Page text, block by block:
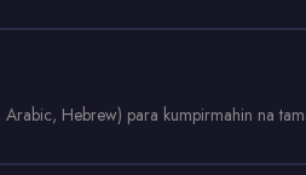
Hebrew) para kumpirmahin na